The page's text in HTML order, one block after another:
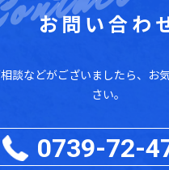
お問い合わ
談などがございましたら、お
さい。
0739-72-